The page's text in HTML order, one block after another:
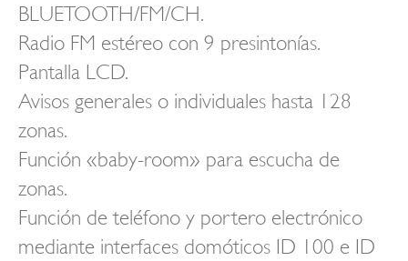
BLUETOOTH/FM/CH.
Radio FM estéreo con 9 presintonías.
Pantalla LCD.
Avisos generales o individuales hasta 128
zonas.
Función «baby-room» para escucha de
zonas.
Función de teléfono y portero electrónico
mediante interfaces domóticos ID 100 e ID